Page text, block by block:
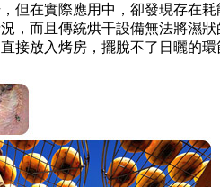
但在實際應用中，卻發現存在耗
，而且傳統烘干設備無法將濕狀
接放入烤房，擺脫不了日曬的環